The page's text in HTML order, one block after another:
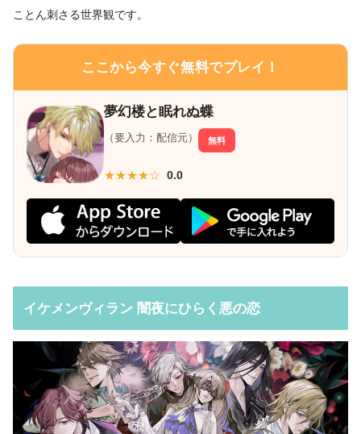
ことん刺さる世界観です。
ここから今すぐ無料でプレイ！
夢幻楼と眠れぬ蝶
（要入力：配信元） 無料
★★★★☆ 0.0
イケメンヴィラン 闇夜にひらく悪の恋